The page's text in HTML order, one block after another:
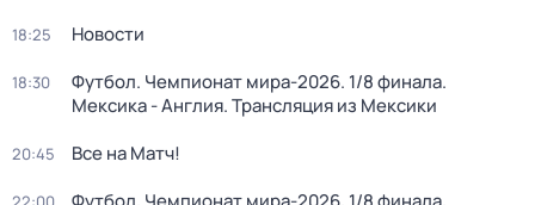
18:25 Новости
18:30
Футбол. Чемпионат мира-2026. 1/8 финала.
Мексика - Англия. Трансляция из Мексики
20:45 Все на Матч!